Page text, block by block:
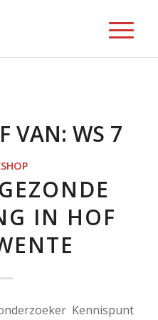
VAN: WS 7
IN HOF
Kennispunt